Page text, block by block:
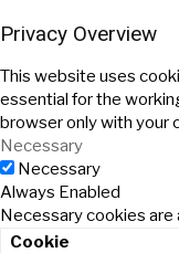
Privacy Overview
This website uses
essential for the
browser only with your
Necessary
Necessary
Always Enabled
Necessary cookies
Cookie